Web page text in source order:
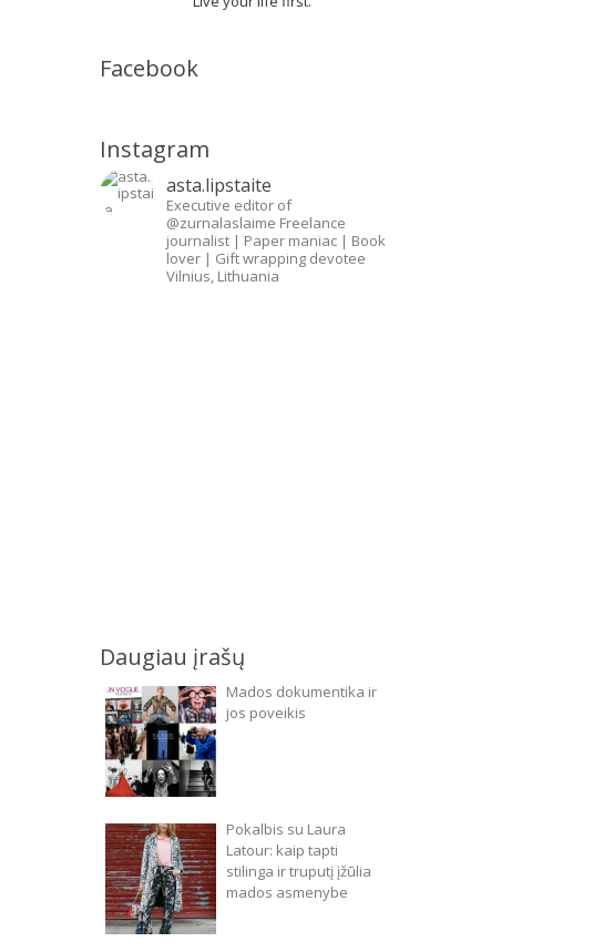
Facebook
Instagram
asta.lipstaite
Executive editor of
@zurnalaslaime Freelance
journalist| Paper maniac | Book
lover | Gift wrapping devotee
Vilnius, Lithuania
Daugiau įrašų
Mados dokumentika ir
jos poveikis
Pokalbis su Laura
Latour: kaip tapti
stilinga ir truputį įžūlia
mados asmenybe